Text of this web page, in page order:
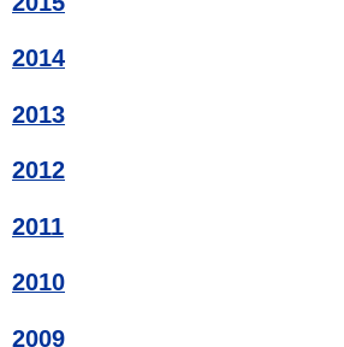
2014
2013
2012
2011
2010
2009